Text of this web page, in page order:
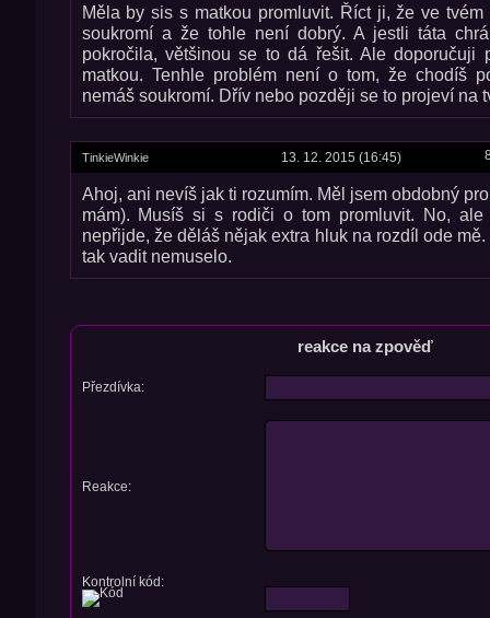
Měla by sis s matkou promluvit. Říct ji, že ve
soukromí a že tohle není dobrý. A jestli táta
pokročila, většinou se to dá řešit. Ale doporučuji
matkou. Tenhle problém není o tom, že chodíš
nemáš soukromí. Dřív nebo později se to projeví na
TinkieWinkie 13. 12. 2015 (16:45)
Ahoj, ani nevíš jak ti rozumím. Měl jsem obdobný
mám). Musíš si s rodiči o tom promluvit. No,
nepřijde, že děláš nějak extra hluk na rozdíl ode
tak vadit nemuselo.
reakce na zpověď
Přezdívka:
Reakce:
Kontrolní kód: